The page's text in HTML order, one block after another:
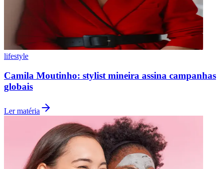
Grêmio
lifestyle
Camila Moutinho: stylist mineira assina campanhas
globais
Ler matéria